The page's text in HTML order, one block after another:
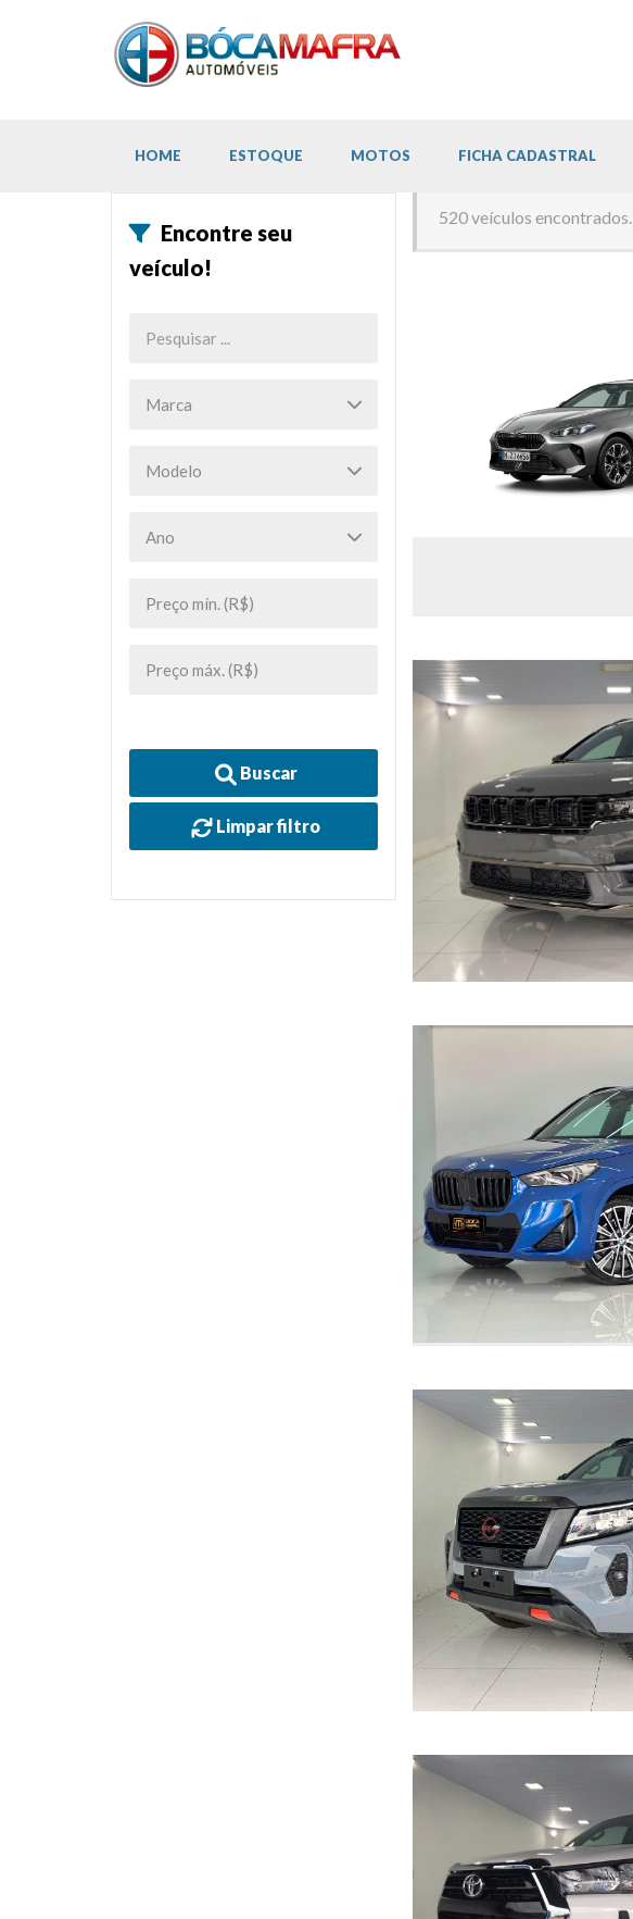
HOME ESTOQUE MOTOS FICHA CADASTRAL
520 veículos encontrados.
Encontre seu
veículo!
Buscar
Limpar filtro